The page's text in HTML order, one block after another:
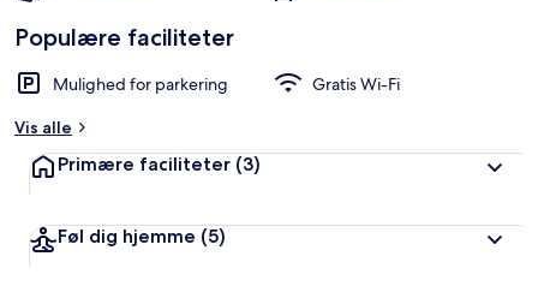
Populære faciliteter
Mulighed for parkering
Gratis Wi-Fi
Vis alle
Primære faciliteter (3)
Føl dig hjemme (5)